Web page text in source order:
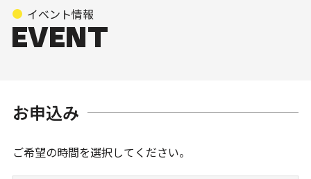
イベント情報
お申込み
ご希望の時間を選択してください。